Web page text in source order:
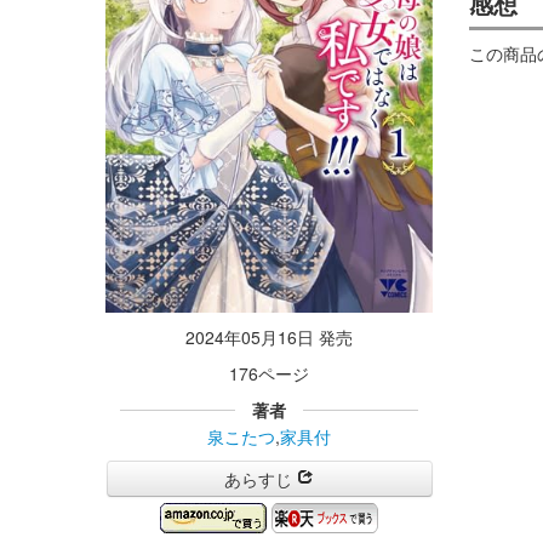
2024年05月16日 発売
176ページ
著者
泉こたつ,家具付
あらすじ
この商品